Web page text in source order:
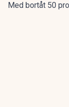
Med bortåt 50